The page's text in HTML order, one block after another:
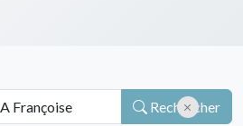
Rechercher